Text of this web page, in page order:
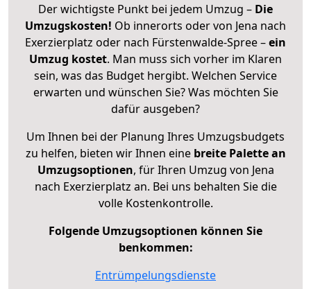
Der wichtigste Punkt bei jedem Umzug – Die
Umzugskosten! Ob innerorts oder von Jena nach
Exerzierplatz oder nach Fürstenwalde-Spree –ein
Umzug kostet. Man muss sich vorher im Klaren
sein, was das Budget hergibt. Welchen Service
erwarten und wünschen Sie? Was möchten Sie
dafür ausgeben?
Um Ihnen bei der Planung Ihres Umzugsbudgets
zu helfen, bieten wir Ihnen eine breite Palette an
Umzugsoptionen, für Ihren Umzug von Jena
nach Exerzierplatz an. Bei uns behalten Sie die
volle Kostenkontrolle.
Folgende Umzugsoptionen können Sie
benkommen:
Entrümpelungsdienste